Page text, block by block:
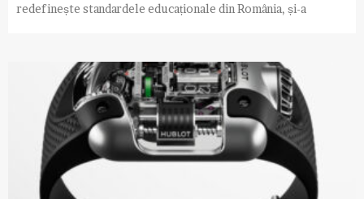
redefinește standardele educaționale din România, și-a